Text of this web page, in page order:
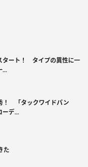
タート！ タイプの異性に一
...
！ 「タックワイドパン
ーデ...
た